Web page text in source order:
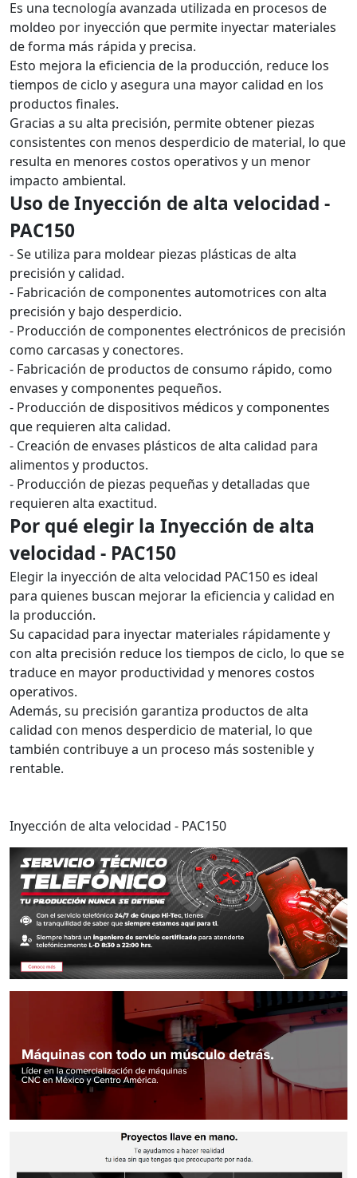
Es una tecnología avanzada utilizada en procesos de
moldeo por inyección que permite inyectar materiales
de forma más rápida y precisa.
Esto mejora la eficiencia de la producción, reduce los
tiempos de ciclo y asegura una mayor calidad en los
productos finales.
Gracias a su alta precisión, permite obtener piezas
consistentes con menos desperdicio de material, lo que
resulta en menores costos operativos y un menor
impacto ambiental.
Uso de Inyección de alta velocidad -
PAC150
- Se utiliza para moldear piezas plásticas de alta
precisión y calidad.
- Fabricación de componentes automotrices con alta
precisión y bajo desperdicio.
- Producción de componentes electrónicos de precisión
como carcasas y conectores.
- Fabricación de productos de consumo rápido, como
envases y componentes pequeños.
- Producción de dispositivos médicos y componentes
que requieren alta calidad.
- Creación de envases plásticos de alta calidad para
alimentos y productos.
- Producción de piezas pequeñas y detalladas que
requieren alta exactitud.
Por qué elegir la Inyección de alta
velocidad - PAC150
Elegir la inyección de alta velocidad PAC150 es ideal
para quienes buscan mejorar la eficiencia y calidad en
la producción.
Su capacidad para inyectar materiales rápidamente y
con alta precisión reduce los tiempos de ciclo, lo que se
traduce en mayor productividad y menores costos
operativos.
Además, su precisión garantiza productos de alta
calidad con menos desperdicio de material, lo que
también contribuye a un proceso más sostenible y
rentable.
Inyección de alta velocidad - PAC150